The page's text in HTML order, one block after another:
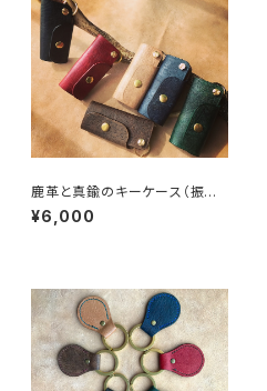
鹿革と真鍮のキーケース（振り
出し式）
¥6,000